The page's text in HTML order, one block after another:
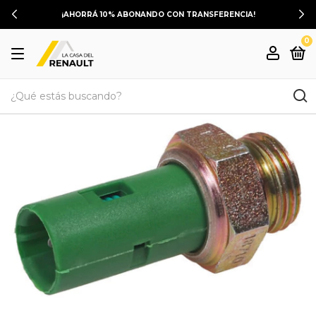
¡AHORRÁ 10% ABONANDO CON TRANSFERENCIA!
0